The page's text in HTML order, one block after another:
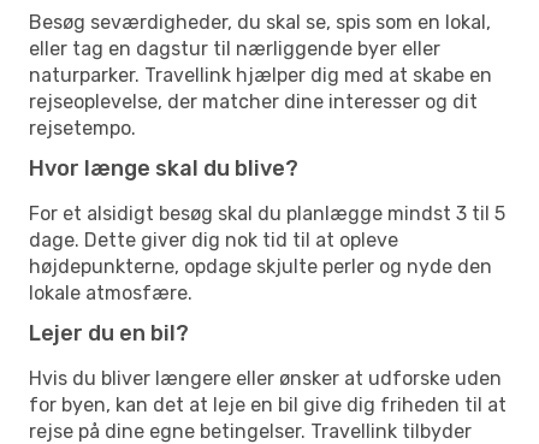
Besøg seværdigheder, du skal se, spis som en lokal,
eller tag en dagstur til nærliggende byer eller
naturparker. Travellink hjælper dig med at skabe en
rejseoplevelse, der matcher dine interesser og dit
rejsetempo.
Hvor længe skal du blive?
For et alsidigt besøg skal du planlægge mindst 3 til 5
dage. Dette giver dig nok tid til at opleve
højdepunkterne, opdage skjulte perler og nyde den
lokale atmosfære.
Lejer du en bil?
Hvis du bliver længere eller ønsker at udforske uden
for byen, kan det at leje en bil give dig friheden til at
rejse på dine egne betingelser. Travellink tilbyder